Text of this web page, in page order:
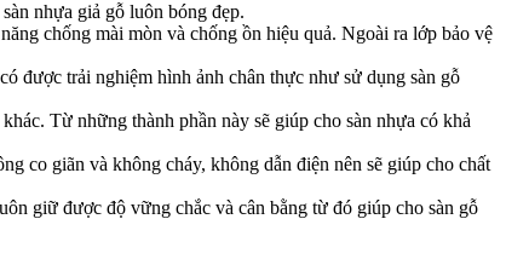
nhựa giả gỗ luôn bóng đẹp.
chống mài mòn và chống ồn hiệu quả. Ngoài ra lớp bảo vệ
được trải nghiệm hình ảnh chân thực như sử dụng sàn gỗ
Từ những thành phần này sẽ giúp cho sàn nhựa có khả
co giãn và không cháy, không dẫn điện nên sẽ giúp cho chất
giữ được độ vững chắc và cân bằng từ đó giúp cho sàn gỗ